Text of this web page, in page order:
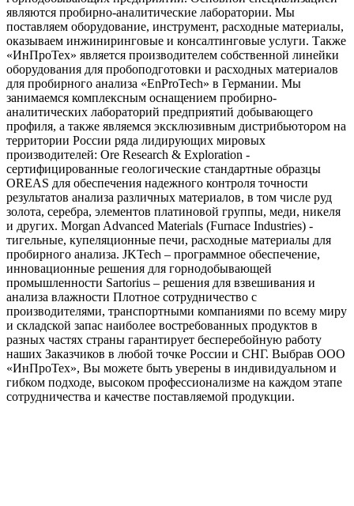
являются пробирно-аналитические лаборатории. Мы
поставляем оборудование, инструмент, расходные материалы,
оказываем инжиниринговые и консалтинговые услуги. Также
«ИнПроТех» является производителем собственной линейки
оборудования для пробоподготовки и расходных материалов
для пробирного анализа «EnProTech» в Германии. Мы
занимаемся комплексным оснащением пробирно-
аналитических лабораторий предприятий добывающего
профиля, а также являемся эксклюзивным дистрибьютором на
территории России ряда лидирующих мировых
производителей: Ore Research & Exploration -
сертифицированные геологические стандартные образцы
OREAS для обеспечения надежного контроля точности
результатов анализа различных материалов, в том числе руд
золота, серебра, элементов платиновой группы, меди, никеля
и других. Morgan Advanced Materials (Furnace Industries) -
тигельные, купеляционные печи, расходные материалы для
пробирного анализа. JKTech – программное обеспечение,
инновационные решения для горнодобывающей
промышленности Sartorius – решения для взвешивания и
анализа влажности Плотное сотрудничество с
производителями, транспортными компаниями по всему миру
и складской запас наиболее востребованных продуктов в
разных частях страны гарантирует бесперебойную работу
наших Заказчиков в любой точке России и СНГ. Выбрав ООО
«ИнПроТех», Вы можете быть уверены в индивидуальном и
гибком подходе, высоком профессионализме на каждом этапе
сотрудничества и качестве поставляемой продукции.